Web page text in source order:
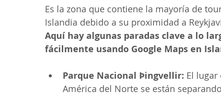
Es la zona que contiene la mayoría de
Islandia debido a su proximidad a
Aquí hay algunas paradas clave a lo
fácilmente usando Google Maps en
Parque Nacional Þingvellir: El
América del Norte se están